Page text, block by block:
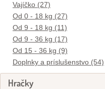
Vajíčko (27)
Od 0 - 18 kg (27)
Od 9 - 18 kg (11)
Od 9 - 36 kg (17)
Od 15 - 36 kg (9)
Doplnky a príslušenstvo (54)
Hračky